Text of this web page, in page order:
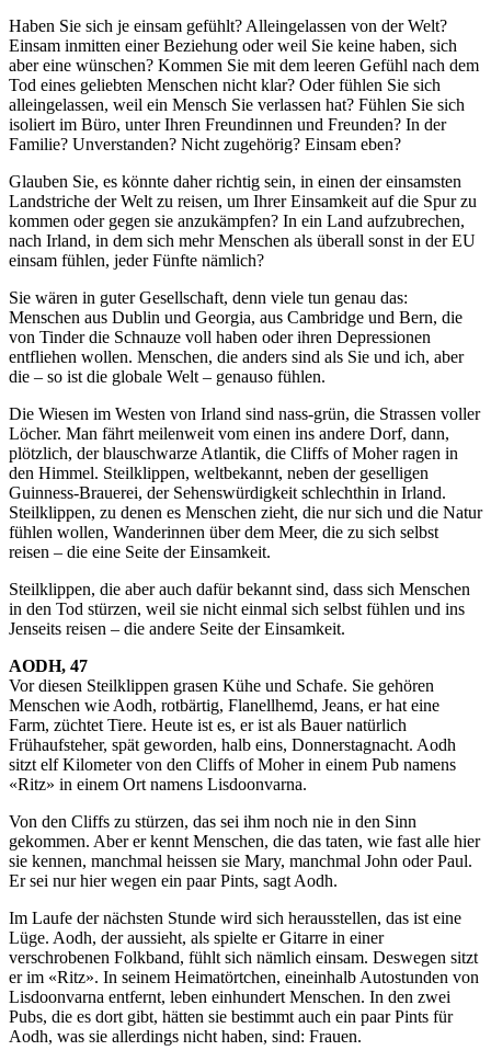
Haben Sie sich je einsam gefühlt? Alleingelassen von der Welt?
Einsam inmitten einer Beziehung oder weil Sie keine haben, sich
aber eine wünschen? Kommen Sie mit dem leeren Gefühl nach dem
Tod eines geliebten Menschen nicht klar? Oder fühlen Sie sich
alleingelassen, weil ein Mensch Sie verlassen hat? Fühlen Sie sich
isoliert im Büro, unter Ihren Freundinnen und Freunden? In der
Familie? Unverstanden? Nicht zugehörig? Einsam eben?
Glauben Sie, es könnte daher richtig sein, in einen der einsamsten
Landstriche der Welt zu reisen, um Ihrer Einsamkeit auf die Spur zu
kommen oder gegen sie anzukämpfen? In ein Land aufzubrechen,
nach Irland, in dem sich mehr Menschen als überall sonst in der EU
einsam fühlen, jeder Fünfte nämlich?
Sie wären in guter Gesellschaft, denn viele tun genau das:
Menschen aus Dublin und Georgia, aus Cambridge und Bern, die
von Tinder die Schnauze voll haben oder ihren Depressionen
entfliehen wollen. Menschen, die anders sind als Sie und ich, aber
die – so ist die globale Welt – genauso fühlen.
Die Wiesen im Westen von Irland sind nass-grün, die Strassen voller
Löcher. Man fährt meilenweit vom einen ins andere Dorf, dann,
plötzlich, der blauschwarze Atlantik, die Cliffs of Moher ragen in
den Himmel. Steilklippen, weltbekannt, neben der geselligen
Guinness-Brauerei, der Sehenswürdigkeit schlechthin in Irland.
Steilklippen, zu denen es Menschen zieht, die nur sich und die Natur
fühlen wollen, Wanderinnen über dem Meer, die zu sich selbst
reisen – die eine Seite der Einsamkeit.
Steilklippen, die aber auch dafür bekannt sind, dass sich Menschen
in den Tod stürzen, weil sie nicht einmal sich selbst fühlen und ins
Jenseits reisen – die andere Seite der Einsamkeit.
AODH, 47
Vor diesen Steilklippen grasen Kühe und Schafe. Sie gehören
Menschen wie Aodh, rotbärtig, Flanellhemd, Jeans, er hat eine
Farm, züchtet Tiere. Heute ist es, er ist als Bauer natürlich
Frühaufsteher, spät geworden, halb eins, Donnerstagnacht. Aodh
sitzt elf Kilometer von den Cliffs of Moher in einem Pub namens
«Ritz» in einem Ort namens Lisdoonvarna.
Von den Cliffs zu stürzen, das sei ihm noch nie in den Sinn
gekommen. Aber er kennt Menschen, die das taten, wie fast alle hier
sie kennen, manchmal heissen sie Mary, manchmal John oder Paul.
Er sei nur hier wegen ein paar Pints, sagt Aodh.
Im Laufe der nächsten Stunde wird sich herausstellen, das ist eine
Lüge. Aodh, der aussieht, als spielte er Gitarre in einer
verschrobenen Folkband, fühlt sich nämlich einsam. Deswegen sitzt
er im «Ritz». In seinem Heimatörtchen, eineinhalb Autostunden von
Lisdoonvarna entfernt, leben einhundert Menschen. In den zwei
Pubs, die es dort gibt, hätten sie bestimmt auch ein paar Pints für
Aodh, was sie allerdings nicht haben, sind: Frauen.